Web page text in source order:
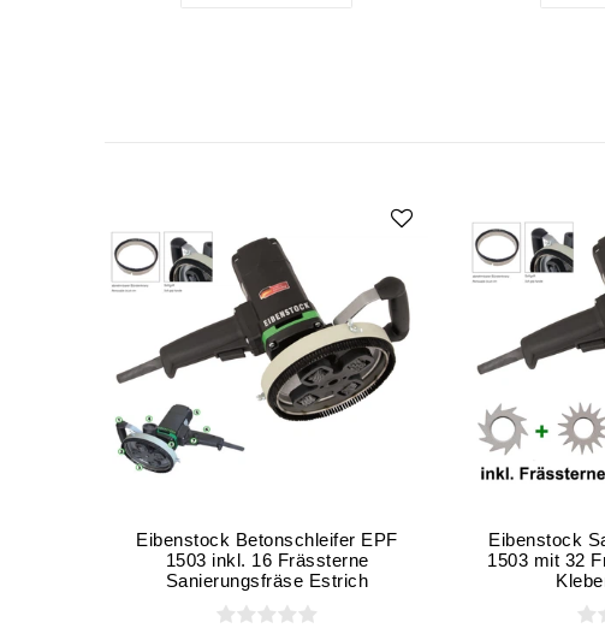
Eibenstock Betonschleifer EPF
1503 inkl. 16 Frässterne
Sanierungsfräse Estrich
Eibenstock
1503 mit 32